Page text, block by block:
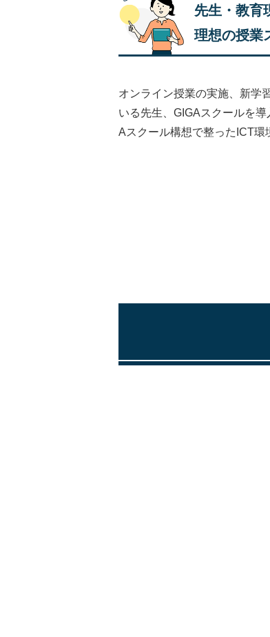
先生・教育
理想の授業
オンライン授業の実施、新学
いる先生、GIGAスクールを
Aスクール構想で整ったICT環